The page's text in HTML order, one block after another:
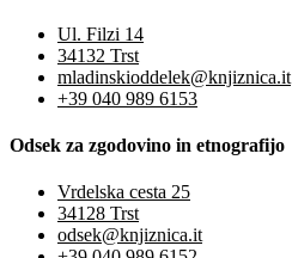
Ul. Filzi 14
34132 Trst
mladinskioddelek@knjiznica.it
+39 040 989 6153
Odsek za zgodovino in etnografijo
Vrdelska cesta 25
34128 Trst
odsek@knjiznica.it